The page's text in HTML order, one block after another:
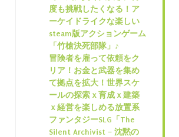
度も挑戦したくなる！ア
ーケイドライクな楽しい
steam版アクションゲーム
「竹槍決死部隊」♪
冒険者を雇って依頼をク
リア！お金と武器を集め
て拠点を拡大！世界スケ
ールの探索ｘ育成ｘ建築
ｘ経営を楽しめる放置系
ファンタジーSLG「The
Silent Archivist – 沈黙の